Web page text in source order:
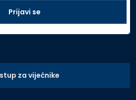
za vijećnike